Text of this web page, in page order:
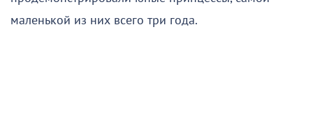
маленькой из них всего три года.